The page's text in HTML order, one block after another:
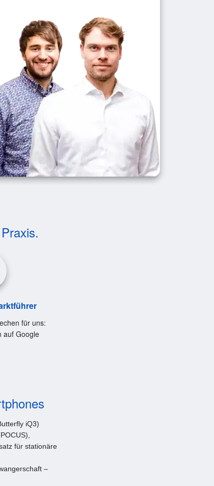
für uns:
auf Google
iQ3)
für stationäre
–